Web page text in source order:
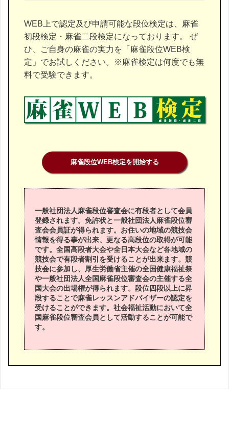
WEB上で認定及び申請可能な段位検定は、麻雀
初段検定・麻雀二段検定になっております。 ぜ
ひ、ご自身の麻雀の実力を「麻雀段位WEB検
定」でお試しください。※麻雀検定は何度でも無
料で受験できます。
麻雀段位WEB検定を開始する
一般社団法人麻雀段位審査会に有段者として会員
登録されます。免許状と一般社団法人麻雀段位審
査会会員証が得られます。お住いの地域の競技会
情報を得る事が出来、更なる高段位の取得が可能
です。全国高段者大会や全日本大会など各地域の
競技会で有段者割引を受けることが出来ます。競
技会に参加し、厚生労働省主催の全国健康福祉祭
や一般社団法人全国麻雀段位審査会の主催する全
国大会の出場権が得られます。段位四段以上に昇
段することで麻雀レッスンアドバイザーの認定を
受けることができます。社会福祉活動において全
国麻雀段位審査会員として活動することが可能で
す。